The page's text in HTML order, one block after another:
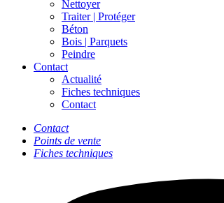
Nettoyer
Traiter | Protéger
Béton
Bois | Parquets
Peindre
Contact
Actualité
Fiches techniques
Contact
Contact
Points de vente
Fiches techniques